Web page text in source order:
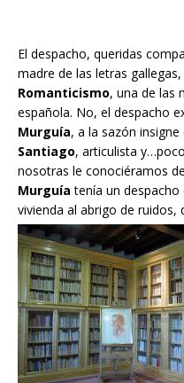
El despacho, queridas
madre de las letras
Romanticismo, una de las
española. No, el despacho
Murguía, a la sazón
Santiago, articulista
nosotras le conociéramos
Murguía tenía un despacho
vivienda al abrigo de ruidos,